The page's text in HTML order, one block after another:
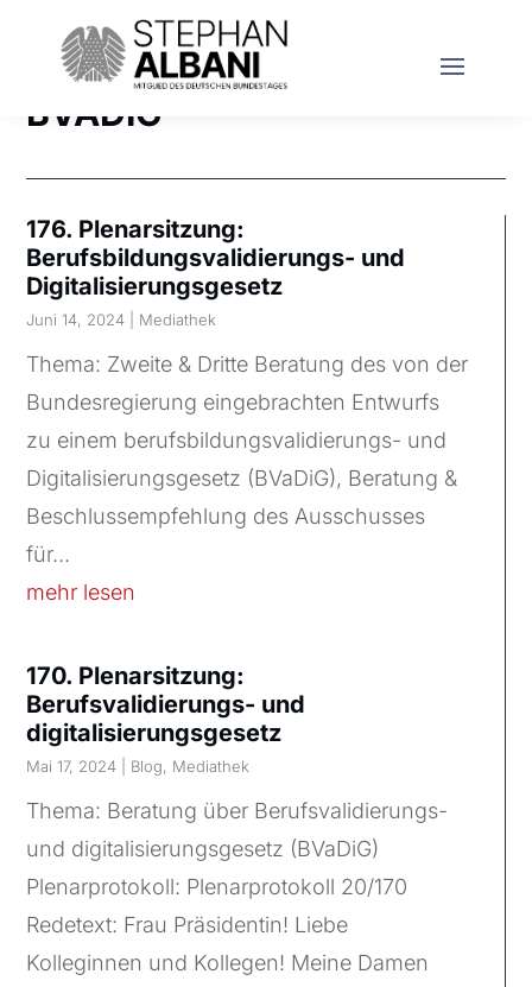
BVADIG
176. Plenarsitzung:
Berufsbildungsvalidierungs- und
Digitalisierungsgesetz
Juni 14, 2024 Mediathek
Thema: Zweite & Dritte Beratung des von der
Bundesregierung eingebrachten Entwurfs
zu einem berufsbildungsvalidierungs- und
Digitalisierungsgesetz (BVaDiG), Beratung &
Beschlussempfehlung des Ausschusses
für...
mehr lesen
170. Plenarsitzung:
Berufsvalidierungs- und
digitalisierungsgesetz
Mai 17, 2024 Blog, Mediathek
Thema: Beratung über Berufsvalidierungs-
und digitalisierungsgesetz (BVaDiG)
Plenarprotokoll: Plenarprotokoll 20/170
Redetext: Frau Präsidentin! Liebe
Kolleginnen und Kollegen! Meine Damen